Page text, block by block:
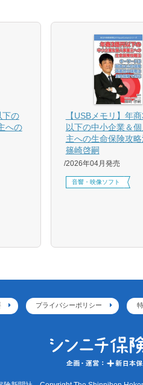
下の
への
【USBメモリ】年
以下の中小企業＆
主への生命保険攻
篠崎啓嗣
2026年04月発売
音響・映像ソフト
プライバシーポリシー